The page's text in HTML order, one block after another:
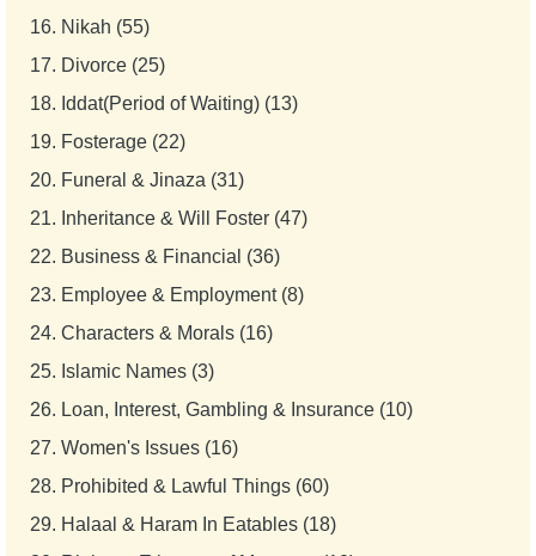
16. Nikah (55)
17. Divorce (25)
18. Iddat(Period of Waiting) (13)
19. Fosterage (22)
20. Funeral & Jinaza (31)
21. Inheritance & Will Foster (47)
22. Business & Financial (36)
23. Employee & Employment (8)
24. Characters & Morals (16)
25. Islamic Names (3)
26. Loan, Interest, Gambling & Insurance (10)
27. Women's Issues (16)
28. Prohibited & Lawful Things (60)
29. Halaal & Haram In Eatables (18)